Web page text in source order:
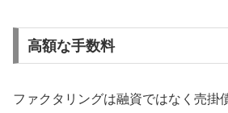
高額な手数料
ファクタリングは融資ではなく売掛